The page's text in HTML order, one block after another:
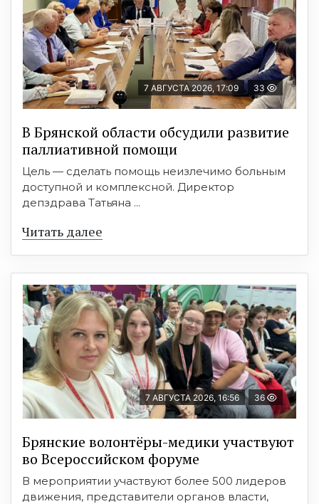
7 АВГУСТА 2026, 17:09 33
В Брянской области обсудили развитие
паллиативной помощи
Цель — сделать помощь неизлечимо больным
доступной и комплексной. Директор
депздрава Татьяна ...
Читать далее
7 АВГУСТА 2026, 16:56 36
Брянские волонтёры-медики участвуют
во Всероссийском форуме
В мероприятии участвуют более 500 лидеров
движения, представители органов власти,